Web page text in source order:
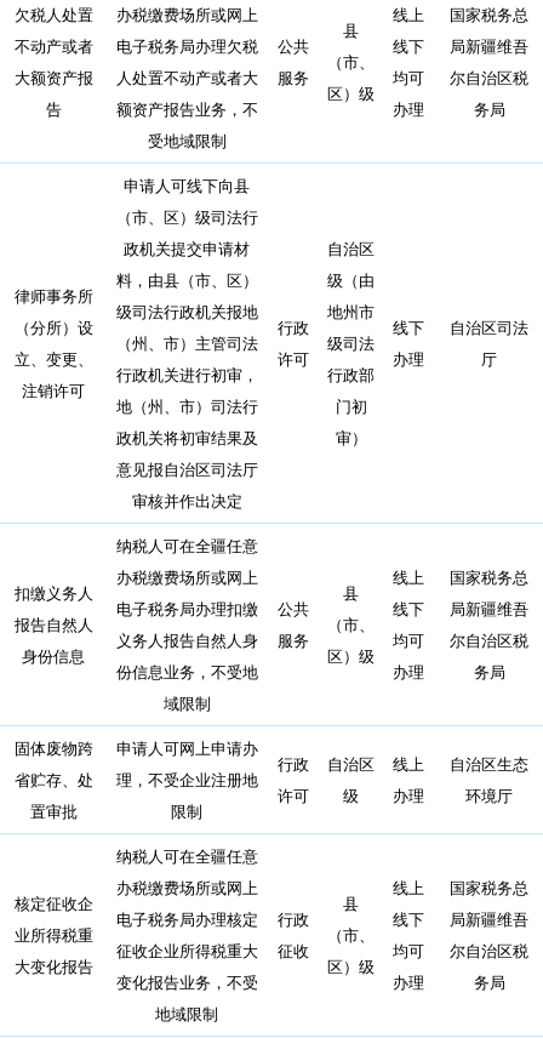
欠税人处置
不动产或者
大额资产报
告
办税缴费场所或网上
电子税务局办理欠税
人处置不动产或者大
额资产报告业务，不
受地域限制
公共
服务
县
（市、
区）级
线上
线下
均可
办理
国家税务总
局新疆维吾
尔自治区税
务局
律师事务所
（分所）设
立、变更、
注销许可
申请人可线下向县
（市、区）级司法行
政机关提交申请材
料，由县（市、区）
级司法行政机关报地
（州、市）主管司法
行政机关进行初审，
地（州、市）司法行
政机关将初审结果及
意见报自治区司法厅
审核并作出决定
行政
许可
自治区
级（由
地州市
级司法
行政部
门初
审）
线下
办理
自治区司法
厅
扣缴义务人
报告自然人
身份信息
纳税人可在全疆任意
办税缴费场所或网上
电子税务局办理扣缴
义务人报告自然人身
份信息业务，不受地
域限制
公共
服务
县
（市、
区）级
线上
线下
均可
办理
国家税务总
局新疆维吾
尔自治区税
务局
固体废物跨
省贮存、处
置审批
申请人可网上申请办
理，不受企业注册地
限制
行政
许可
自治区
级
线上
办理
自治区生态
环境厅
核定征收企
业所得税重
大变化报告
纳税人可在全疆任意
办税缴费场所或网上
电子税务局办理核定
征收企业所得税重大
变化报告业务，不受
地域限制
行政
征收
县
（市、
区）级
线上
线下
均可
办理
国家税务总
局新疆维吾
尔自治区税
务局